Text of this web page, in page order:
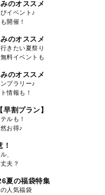
のオススメ
イベント♪
開催！
のオススメ
きたい夏祭り
料イベントも
のオススメ
プラリー♪
情報も！
割プラン】
ルも！
お得♪
、
夫？
夏の福袋特集
人気福袋